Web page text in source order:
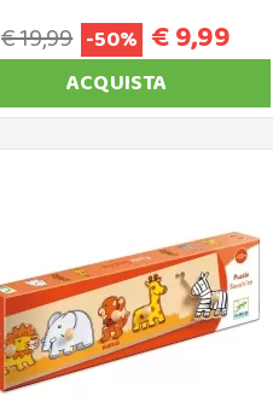
€ 19,99 -50% € 9,99
ACQUISTA